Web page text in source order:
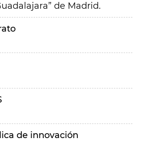
de Madrid.
de innovación